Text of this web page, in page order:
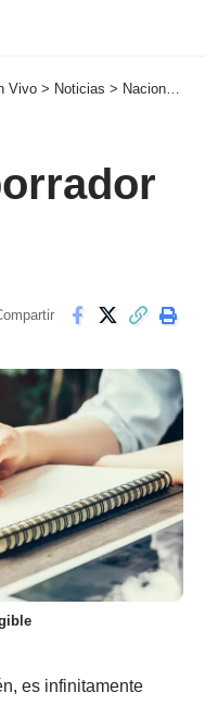
Vivo > Noticias > Nacionales
es infinitamente